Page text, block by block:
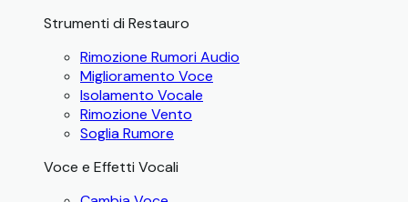
Strumenti di Restauro
Rimozione Rumori Audio
Miglioramento Voce
Isolamento Vocale
Rimozione Vento
Soglia Rumore
Voce e Effetti Vocali